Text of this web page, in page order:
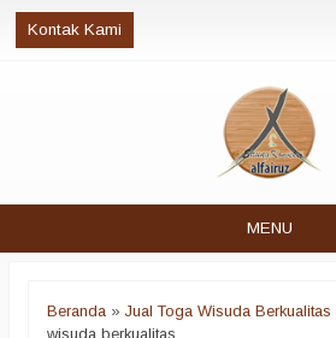
Kontak Kami
MENU
Beranda » Jual Toga Wisuda Berkualitas
wisuda berkualitas